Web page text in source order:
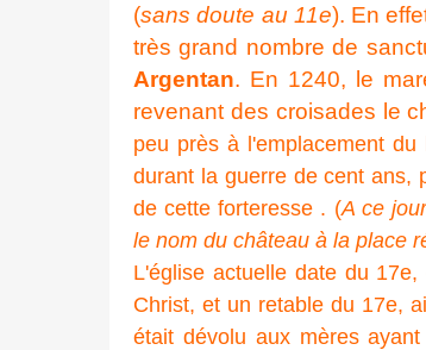
(sans doute au 11e). En
très grand nombre de
Argentan. En 1240, le
revenant des croisades le
peu près à l'emplacement du
durant la guerre de cent ans,
de cette forteresse . (A ce
le nom du château à la place
L'église actuelle date du
Christ, et un retable du 17e,
était dévolu aux mères